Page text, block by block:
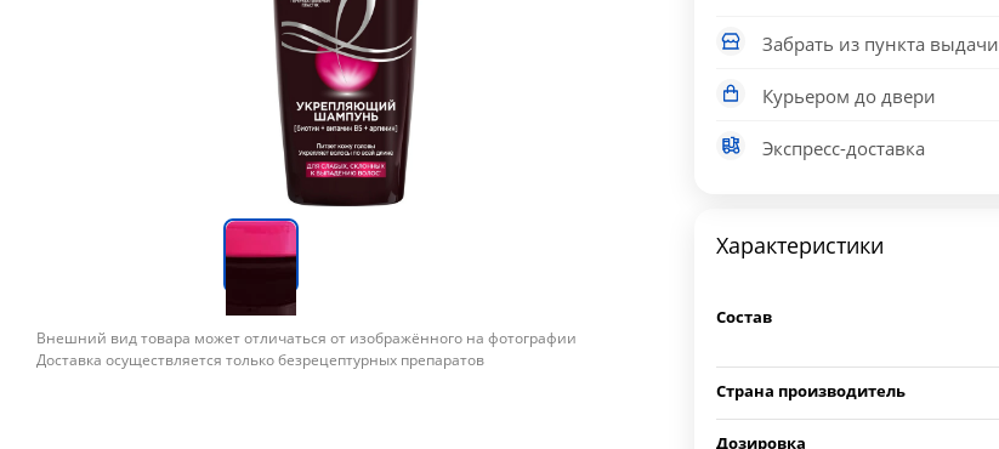
Внешний вид товара может отличаться от изображённого на фотографии
Доставка осуществляется только безрецептурных препаратов
Забрать из пункта выдачи
Курьером до двери
Экспресс-доставка
Характеристики
Состав
Страна производитель
Дозировка